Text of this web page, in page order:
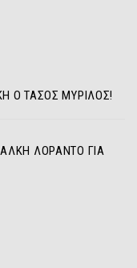
Ο ΤΆΣΟΣ ΜΥΡΊΛΟΣ!
ΛΟΡΆΝΤΟ ΓΙΑ